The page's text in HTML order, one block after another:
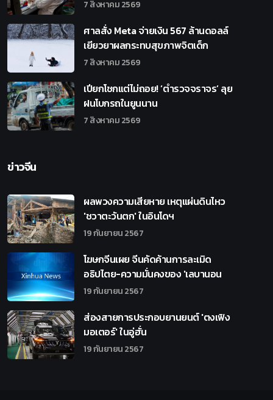
7 สิงหาคม 2569
ศาลสั่ง Meta จ่ายเงิน 567 ล้านดอลล์
เยียวยาผลกระทบสุขภาพจิตเด็ก
7 สิงหาคม 2569
เปียกโชกแต่ไม่ถอย! ‘ตำรวจจราจร’ ลุย
ฝนโบกรถในยูนนาน
7 สิงหาคม 2569
ข่าวจีน
ผลพวงความเสียหาย เหตุแผ่นดินไหว
'ชวาตะวันตก' ในอินโดฯ
19 กันยายน 2567
โฆษกจีนเผย จีนคัดค้านการละเมิด
อธิปไตย-ความมั่นคงของ 'เลบานอน
19 กันยายน 2567
ส่องสายการประกอบยานยนต์ 'ตงเฟิง
มอเตอร์' ในอู่ฮั่น
19 กันยายน 2567